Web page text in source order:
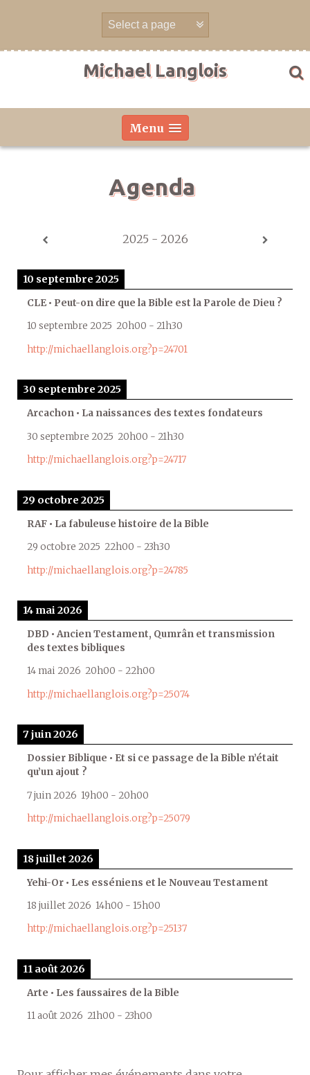
Michael Langlois
Menu
Agenda
2025 - 2026
10 septembre 2025
CLE • Peut-on dire que la Bible est la Parole de Dieu ?
10 septembre 2025 20h00 - 21h30
http://michaellanglois.org?p=24701
30 septembre 2025
Arcachon • La naissances des textes fondateurs
30 septembre 2025 20h00 - 21h30
http://michaellanglois.org?p=24717
29 octobre 2025
RAF • La fabuleuse histoire de la Bible
29 octobre 2025 22h00 - 23h30
http://michaellanglois.org?p=24785
14 mai 2026
DBD • Ancien Testament, Qumrân et transmission
des textes bibliques
14 mai 2026 20h00 - 22h00
http://michaellanglois.org?p=25074
7 juin 2026
Dossier Biblique • Et si ce passage de la Bible n’était
qu’un ajout ?
7 juin 2026 19h00 - 20h00
http://michaellanglois.org?p=25079
18 juillet 2026
Yehi-Or • Les esséniens et le Nouveau Testament
18 juillet 2026 14h00 - 15h00
http://michaellanglois.org?p=25137
11 août 2026
Arte • Les faussaires de la Bible
11 août 2026 21h00 - 23h00